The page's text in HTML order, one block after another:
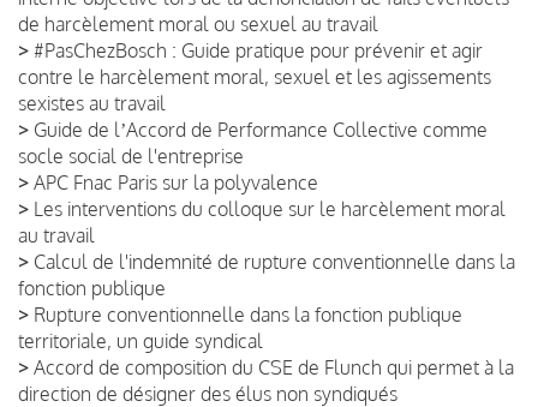
de harcèlement moral ou sexuel au travail
> #PasChezBosch : Guide pratique pour prévenir et agir
contre le harcèlement moral, sexuel et les agissements
sexistes au travail
> Guide de lʼAccord de Performance Collective comme
socle social de l'entreprise
> APC Fnac Paris sur la polyvalence
> Les interventions du colloque sur le harcèlement moral
au travail
> Calcul de l'indemnité de rupture conventionnelle dans la
fonction publique
> Rupture conventionnelle dans la fonction publique
territoriale, un guide syndical
> Accord de composition du CSE de Flunch qui permet à la
direction de désigner des élus non syndiqués